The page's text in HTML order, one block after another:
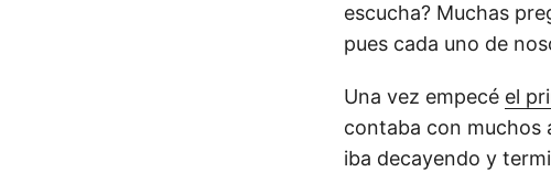
escucha? Muchas
pues cada uno de
Una vez empecé el
contaba con muchos
iba decayendo y